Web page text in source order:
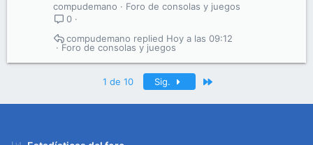
compudemano
Foro de consolas y juegos
0
Foro de consolas y juegos
Hoy a las 09:12
compudemano
1 de 10 Sig.